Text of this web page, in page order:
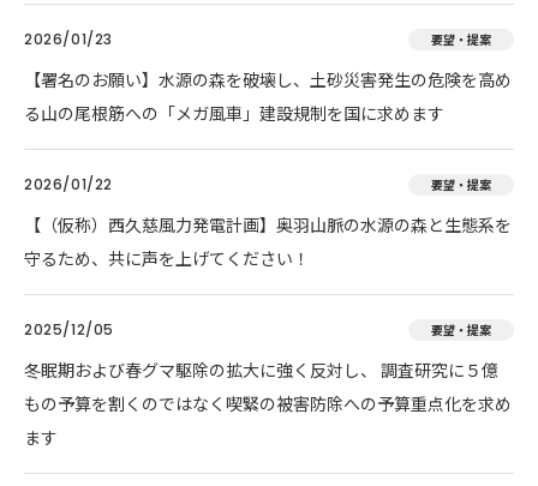
2026/01/23 要望・提案
【署名のお願い】水源の森を破壊し、土砂災害発生の危険を高め
る山の尾根筋への「メガ風車」建設規制を国に求めます
2026/01/22 要望・提案
【（仮称）西久慈風力発電計画】奥羽山脈の水源の森と生態系を
守るため、共に声を上げてください！
2025/12/05 要望・提案
冬眠期および春グマ駆除の拡大に強く反対し、 調査研究に５億
もの予算を割くのではなく喫緊の被害防除への予算重点化を求め
ます